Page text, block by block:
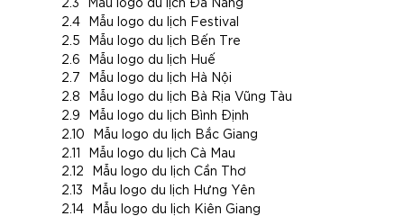
Mẫu logo du lịch Festival
Mẫu logo du lịch Bến Tre
Mẫu logo du lịch Huế
Mẫu logo du lịch Hà Nội
Mẫu logo du lịch Bà Rịa Vũng Tàu
Mẫu logo du lịch Bình Định
Mẫu logo du lịch Bắc Giang
Mẫu logo du lịch Cà Mau
Mẫu logo du lịch Cần Thơ
Mẫu logo du lịch Hưng Yên
Mẫu logo du lịch Kiên Giang